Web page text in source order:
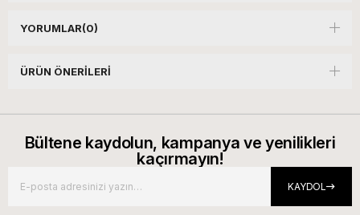
YORUMLAR(0)
ÜRÜN ÖNERILERI
Bültene kaydolun, kampanya ve yenilikleri
kaçırmayın!
KAYDOL